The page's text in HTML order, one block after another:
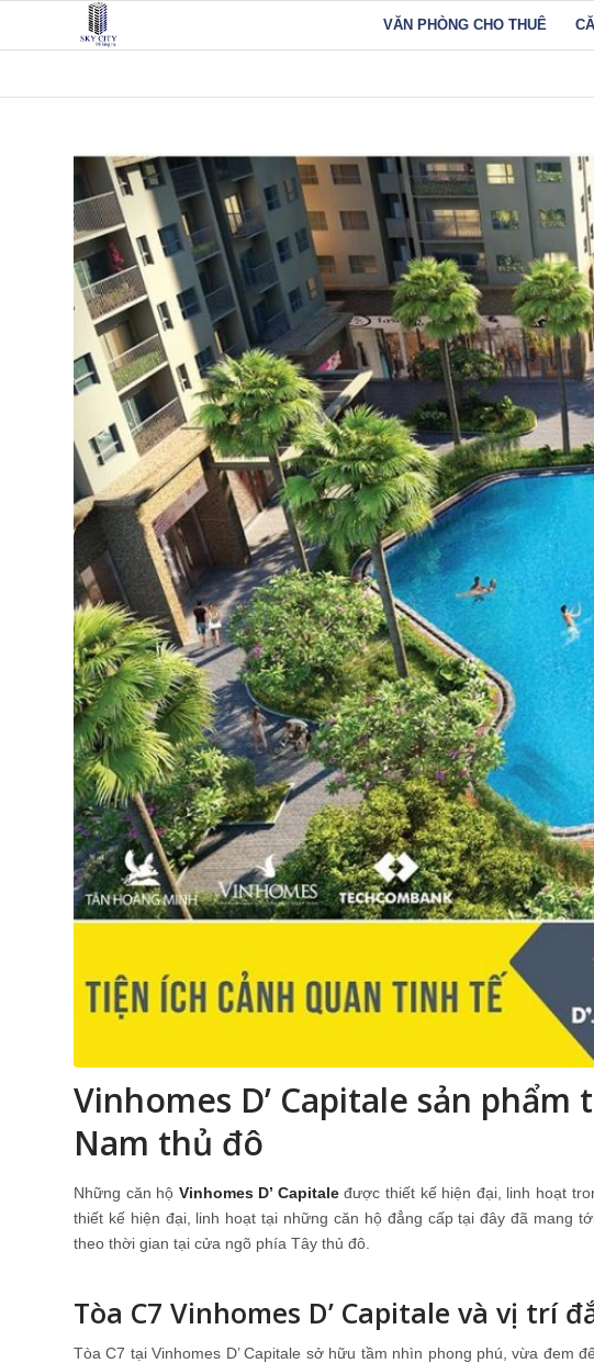
VĂN PHÒNG CHO THUÊ
Vinhomes D’ Capitale sản
Nam thủ đô
Những căn hộ Vinhomes D’ Capitaleđược thiết kế hiện đại, linh hoạt
thiết kế hiện đại, linh hoạt tại những căn hộ đẳng cấp tại đây đã mang
theo thời gian tại cửa ngõ phía Tây thủ đô.
Tòa C7 Vinhomes D’ Capitale và vị trí
Tòa C7 tại Vinhomes D’ Capitale sở hữu tầm nhìn phong phú, vừa đem